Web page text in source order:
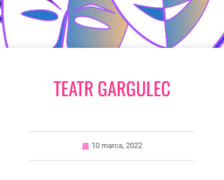
TEATR GARGULEC
10 marca, 2022